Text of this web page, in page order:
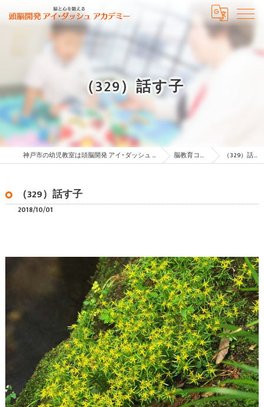
（329）話す子
神戸市の幼児教室は頭脳開発 アイ･ダッシュ アカデミー 脳教育コラム （329）話す子
（329）話す子
2018/10/01